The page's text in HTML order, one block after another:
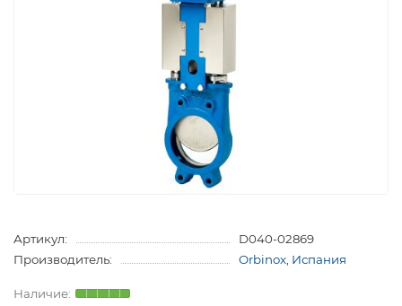
Артикул:
D040-02869
Производитель:
Orbinox, Испания